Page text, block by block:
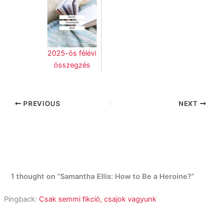
2025-ös félévi
összegzés
PREVIOUS NEXT
1 thought on “Samantha Ellis: How to Be a Heroine?”
Pingback: Csak semmi fikció, csajok vagyunk